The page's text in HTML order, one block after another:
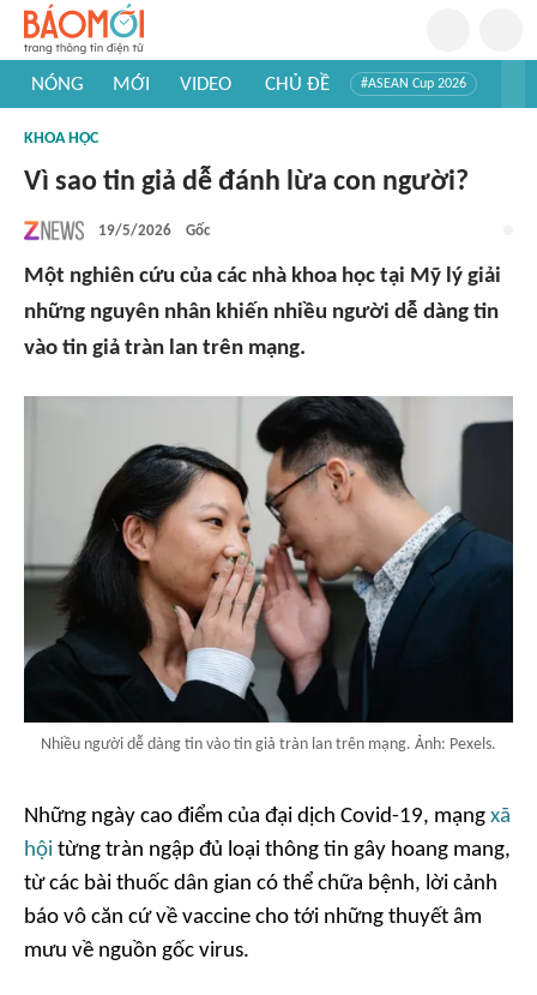
NÓNG MỚI VIDEO CHỦ ĐỀ #ASEAN Cup 2026
#Khám phá thế giới
KHOA HỌC
Vì sao tin giả dễ đánh lừa con người?
19/5/2026 Gốc
Một nghiên cứu của các nhà khoa học tại Mỹ lý giải
những nguyên nhân khiến nhiều người dễ dàng tin
vào tin giả tràn lan trên mạng.
Nhiều người dễ dàng tin vào tin giả tràn lan trên mạng. Ảnh: Pexels.
Những ngày cao điểm của đại dịch Covid-19, mạng xã
hội từng tràn ngập đủ loại thông tin gây hoang mang,
từ các bài thuốc dân gian có thể chữa bệnh, lời cảnh
báo vô căn cứ về vaccine cho tới những thuyết âm
mưu về nguồn gốc virus.